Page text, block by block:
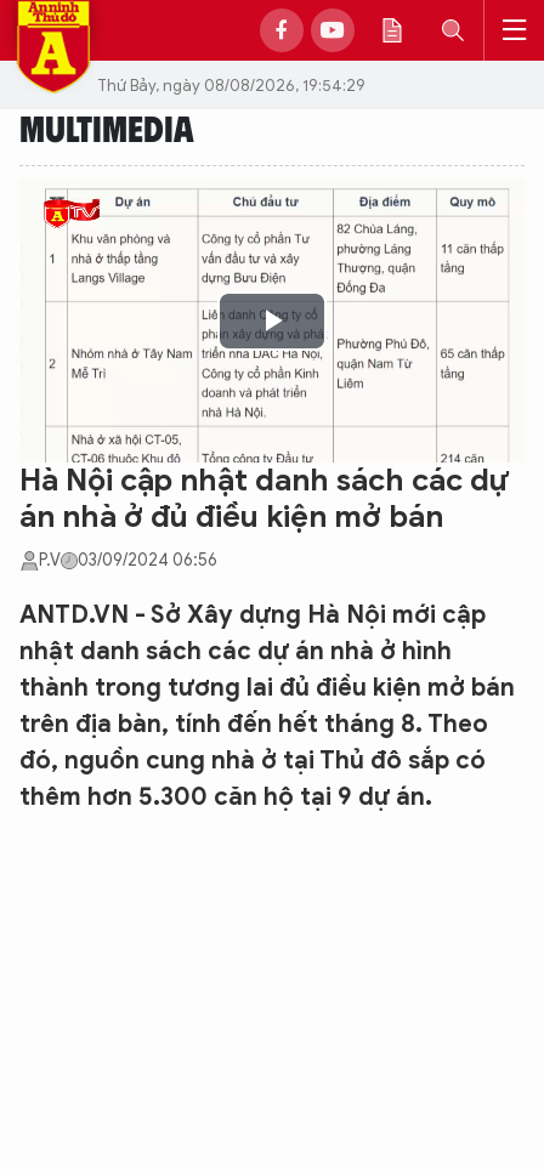
Thứ Bảy, ngày 08/08/2026, 19:54:29
MULTIMEDIA
Play
Video
Hà Nội cập nhật danh sách các dự
án nhà ở đủ điều kiện mở bán
P.V 03/09/2024 06:56
ANTD.VN - Sở Xây dựng Hà Nội mới cập
nhật danh sách các dự án nhà ở hình
thành trong tương lai đủ điều kiện mở bán
trên địa bàn, tính đến hết tháng 8. Theo
đó, nguồn cung nhà ở tại Thủ đô sắp có
thêm hơn 5.300 căn hộ tại 9 dự án.